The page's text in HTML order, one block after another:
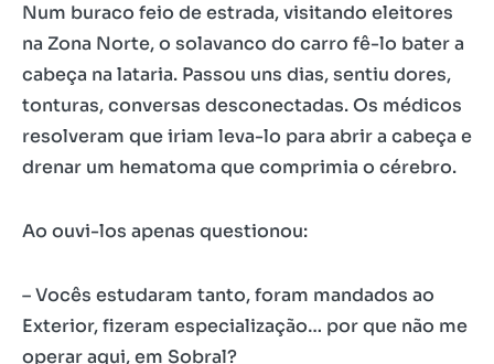
Num buraco feio de estrada, visitando eleitores
na Zona Norte, o solavanco do carro fê-lo bater a
cabeça na lataria. Passou uns dias, sentiu dores,
tonturas, conversas desconectadas. Os médicos
resolveram que iriam leva-lo para abrir a cabeça e
drenar um hematoma que comprimia o cérebro.
Ao ouvi-los apenas questionou:
– Vocês estudaram tanto, foram mandados ao
Exterior, fizeram especialização… por que não me
operar aqui, em Sobral?